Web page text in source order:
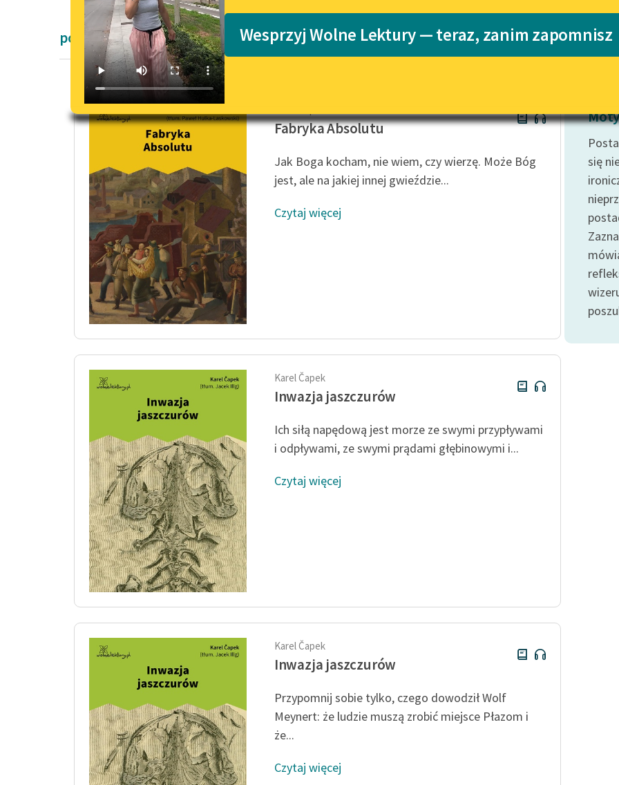
Lektury szkolne i klasyka
literatury do słuchania dla
E-kolekcja lektur szkolnych i
literatury do słuchania dla
niepełnosprawnościami
Feministyczne inspiracje.
Popularyzacja skandynawskiej
Katalog
Katalog w
Wesprzyj Wolne Lektury — teraz, zanim zapomnisz
powieści fantastyczne
Fabryka Absolutu
Jak Boga kocham, nie wiem, czy wierzę. Może Bóg
jest, ale na jakiej innej gwieździe...
Czytaj więcej
Karel Čapek
Inwazja jaszczurów
Ich siłą napędową jest morze ze swymi przypływami
i odpływami, ze swymi prądami głębinowymi i...
Czytaj więcej
Karel Čapek
Inwazja jaszczurów
Przypomnij sobie tylko, czego dowodził Wolf
Meynert: że ludzie muszą zrobić miejsce Płazom i
że...
Czytaj więcej
się